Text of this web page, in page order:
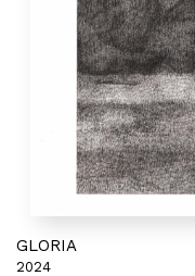
GLORIA
2024